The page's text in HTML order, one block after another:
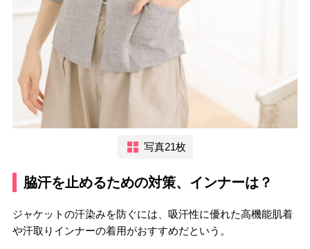
写真21枚
脇汗を止めるための対策、インナーは？
ジャケットの汗染みを防ぐには、吸汗性に優れた高機能肌着
や汗取りインナーの着用がおすすめだという。